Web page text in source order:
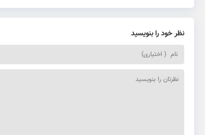
نظر خود را بنویسید